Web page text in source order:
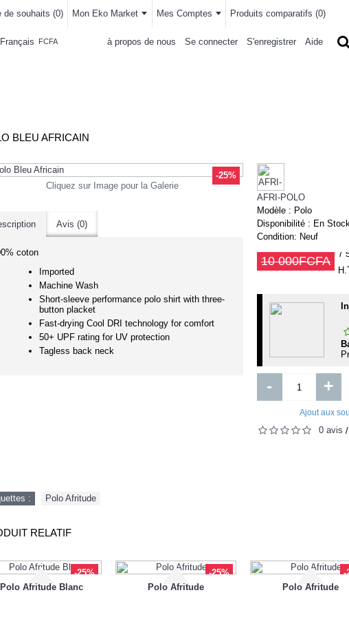
de souhaits (0) Mon Eko Market Mes Comptes Produits comparatifs (0)
Français FCFA à propos de nous Se connecter S'enregistrer Aide
france lait enfant 1-age-400g Understanding Finance
2 000FCFA
Ajout au comparatif
BLEU AFRICAIN
-25%
Cliquez sur Image pour la Galerie
Avis (0)
coton
Imported
Machine Wash
Short-sleeve performance polo shirt with three-
button placket
Fast-drying Cool DRI technology for comfort
50+ UPF rating for UV protection
Tagless back neck
AFRI-POLO
Modèle : Polo
Disponibilité : En
Condition: Neuf
10 000FCFA
7
- +
Ajout aux
0 avis /
: Polo Afritude
RELATIF
-25%
Polo Afritude Blanc
-25%
Polo Afritude
-
Polo Afritude